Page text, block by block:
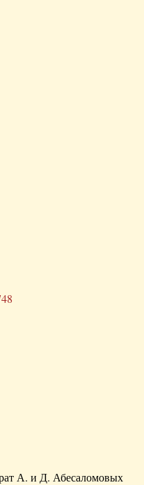
брат А. и Д. Абесаломовых